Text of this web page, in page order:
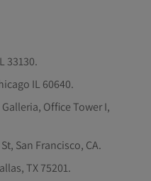
33130.
IL 60640.
Office Tower I,
San Francisco, CA.
TX 75201.